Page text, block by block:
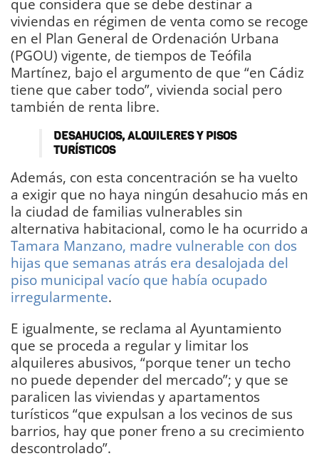
que considera que se debe destinar a
viviendas en régimen de venta como se recoge
en el Plan General de Ordenación Urbana
(PGOU) vigente, de tiempos de Teófila
Martínez, bajo el argumento de que “en Cádiz
tiene que caber todo”, vivienda social pero
también de renta libre.
DESAHUCIOS, ALQUILERES Y PISOS
TURÍSTICOS
Además, con esta concentración se ha vuelto
a exigir que no haya ningún desahucio más en
la ciudad de familias vulnerables sin
alternativa habitacional, como le ha ocurrido a
Tamara Manzano, madre vulnerable con dos
hijas que semanas atrás era desalojada del
piso municipal vacío que había ocupado
irregularmente.
E igualmente, se reclama al Ayuntamiento
que se proceda a regular y limitar los
alquileres abusivos, “porque tener un techo
no puede depender del mercado”; y que se
paralicen las viviendas y apartamentos
turísticos “que expulsan a los vecinos de sus
barrios, hay que poner freno a su crecimiento
descontrolado”.